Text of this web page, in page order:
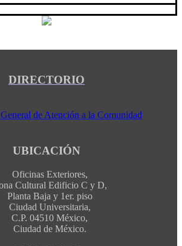
DIRECTORIO
UBICACIÓN
Oficinas Exteriores,
Cultural Edificio C y D,
Planta Baja y 1er. piso
Ciudad Universitaria,
C.P. 04510 México,
Ciudad de México.